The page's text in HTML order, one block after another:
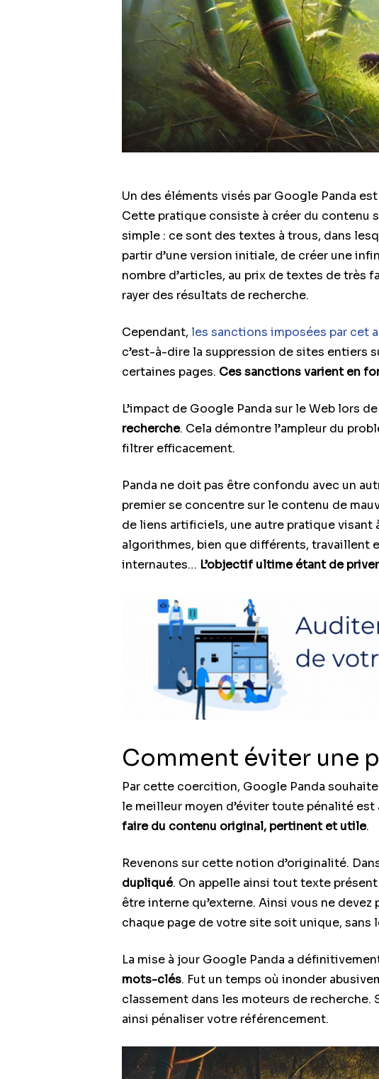
Un des éléments visés par Google Panda est
Cette pratique consiste à créer du contenu
simple : ce sont des textes à trous, dans
partir d’une version initiale, de créer une
nombre d’articles, au prix de textes de très
rayer des résultats de recherche.
Cependant, les sanctions imposées par cet
c’est-à-dire la suppression de sites entiers
certaines pages. Ces sanctions varient en
L’impact de Google Panda sur le Web lors
recherche. Cela démontre l’ampleur du
filtrer efficacement.
Panda ne doit pas être confondu avec un
premier se concentre sur le contenu de
de liens artificiels, une autre pratique visant
algorithmes, bien que différents, travaillent
internautes… L’objectif ultime étant de
Comment éviter une
Par cette coercition, Google Panda
le meilleur moyen d’éviter toute pénalité
faire du contenu original, pertinent et utile.
Revenons sur cette notion d’originalité.
dupliqué. On appelle ainsi tout texte
être interne qu’externe. Ainsi vous ne
chaque page de votre site soit unique, sans
La mise à jour Google Panda a
mots-clés. Fut un temps où inonder
classement dans les moteurs de
ainsi pénaliser votre référencement.